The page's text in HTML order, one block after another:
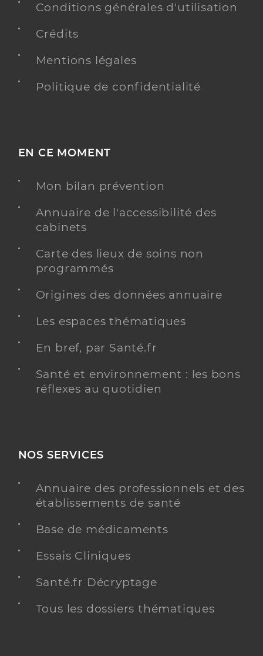
Conditions générales d'utilisation
Crédits
Mentions légales
Politique de confidentialité
EN CE MOMENT
Mon bilan prévention
Annuaire de l'accessibilité des
cabinets
Carte des lieux de soins non
programmés
Origines des données annuaire
Les espaces thématiques
En bref, par Santé.fr
Santé et environnement : les bons
réflexes au quotidien
NOS SERVICES
Annuaire des professionnels et des
établissements de santé
Base de médicaments
Essais Cliniques
Santé.fr Décryptage
Tous les dossiers thématiques